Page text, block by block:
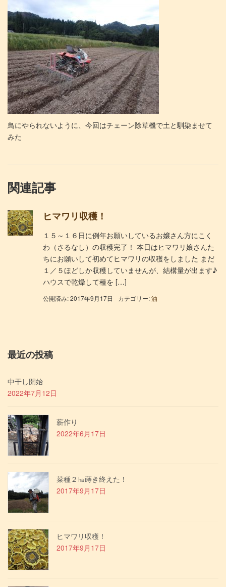
鳥にやられないように、今回はチェーン除草機で土と馴染ませて
みた
関連記事
ヒマワリ収穫！
１５～１６日に例年お願いしているお嬢さん方にこく
わ（さるなし）の収穫完了！ 本日はヒマワリ娘さんた
ちにお願いして初めてヒマワリの収穫をしました まだ
１／５ほどしか収穫していませんが、結構量が出ます♪
ハウスで乾燥して種を […]
公開済み: 2017年9月17日 カテゴリー:油
最近の投稿
中干し開始
2022年7月12日
薪作り
2022年6月17日
菜種２㏊蒔き終えた！
2017年9月17日
ヒマワリ収穫！
2017年9月17日